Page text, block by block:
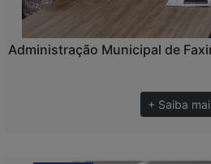
Administração Municipal de
+ Saiba